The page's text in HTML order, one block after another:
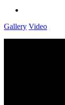
Gallery Video